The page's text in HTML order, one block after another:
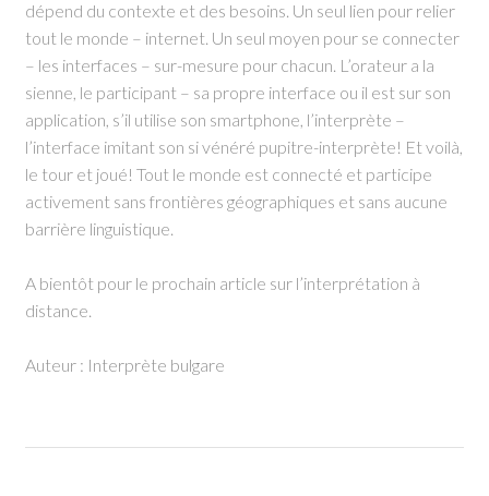
dépend du contexte et des besoins. Un seul lien pour relier
tout le monde – internet. Un seul moyen pour se connecter
– les interfaces – sur-mesure pour chacun. L’orateur a la
sienne, le participant – sa propre interface ou il est sur son
application, s’il utilise son smartphone, l’interprète –
l’interface imitant son si vénéré pupitre-interprète! Et voilà,
le tour et joué! Tout le monde est connecté et participe
activement sans frontières géographiques et sans aucune
barrière linguistique.
A bientôt pour le prochain article sur l’interprétation à
distance.
Auteur : Interprète bulgare